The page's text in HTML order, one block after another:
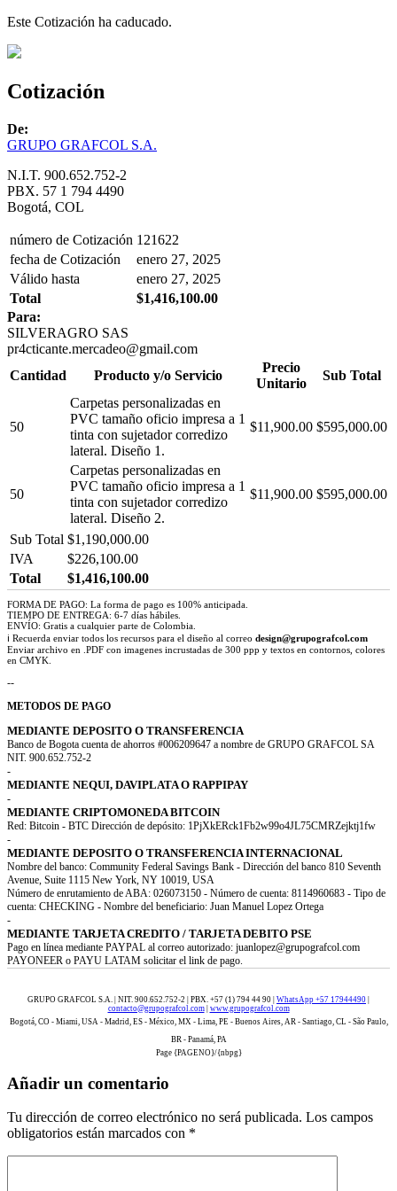
Este Cotización ha caducado.
Cotización
De:
GRUPO GRAFCOL S.A.
N.I.T. 900.652.752-2
PBX. 57 1 794 4490
Bogotá, COL
número de Cotización 121622
fecha de Cotización
enero 27, 2025
Válido hasta
enero 27, 2025
Total
$1,416,100.00
Para:
SILVERAGRO SAS
pr4cticante.mercadeo@gmail.com
Cantidad
Producto y/o Servicio
Precio
Unitario
Sub Total
50
Carpetas personalizadas en
PVC tamaño oficio impresa a 1
tinta con sujetador corredizo
lateral. Diseño 1.
$11,900.00 $595,000.00
50
Carpetas personalizadas en
PVC tamaño oficio impresa a 1
tinta con sujetador corredizo
lateral. Diseño 2.
$11,900.00 $595,000.00
Sub Total $1,190,000.00
IVA
$226,100.00
Total
$1,416,100.00
FORMA DE PAGO: La forma de pago es 100% anticipada.
TIEMPO DE ENTREGA: 6-7 días hábiles.
ENVÍO: Gratis a cualquier parte de Colombia.
ℹ Recuerda enviar todos los recursos para el diseño al correo design@grupografcol.com
Enviar archivo en .PDF con imagenes incrustadas de 300 ppp y textos en contornos, colores
en CMYK.
--
METODOS DE PAGO
MEDIANTE DEPOSITO O TRANSFERENCIA
Banco de Bogota cuenta de ahorros #006209647 a nombre de GRUPO GRAFCOL SA
NIT. 900.652.752-2
-
MEDIANTE NEQUI, DAVIPLATA O RAPPIPAY
-
MEDIANTE CRIPTOMONEDA BITCOIN
Red: Bitcoin - BTC Dirección de depósito: 1PjXkERck1Fb2w99o4JL75CMRZejktj1fw
-
MEDIANTE DEPOSITO O TRANSFERENCIA INTERNACIONAL
Nombre del banco: Community Federal Savings Bank - Dirección del banco 810 Seventh
Avenue, Suite 1115 New York, NY 10019, USA
Número de enrutamiento de ABA: 026073150 - Número de cuenta: 8114960683 - Tipo de
cuenta: CHECKING - Nombre del beneficiario: Juan Manuel Lopez Ortega
-
MEDIANTE TARJETA CREDITO / TARJETA DEBITO PSE
Pago en línea mediante PAYPAL al correo autorizado: juanlopez@grupografcol.com
PAYONEER o PAYU LATAM solicitar el link de pago.
GRUPO GRAFCOL S.A. | NIT. 900.652.752-2 | PBX. +57 (1) 794 44 90 | WhatsApp +57 17944490
contacto@grupografcol.com| www.grupografcol.com
Bogotá, CO - Miami, USA - Madrid, ES - México, MX - Lima, PE - Buenos Aires, AR - Santiago, CL - São Paulo,
BR - Panamá, PA
Page {PAGENO}/{nbpg}
Añadir un comentario
Tu dirección de correo electrónico no será publicada. Los campos
obligatorios están marcados con *